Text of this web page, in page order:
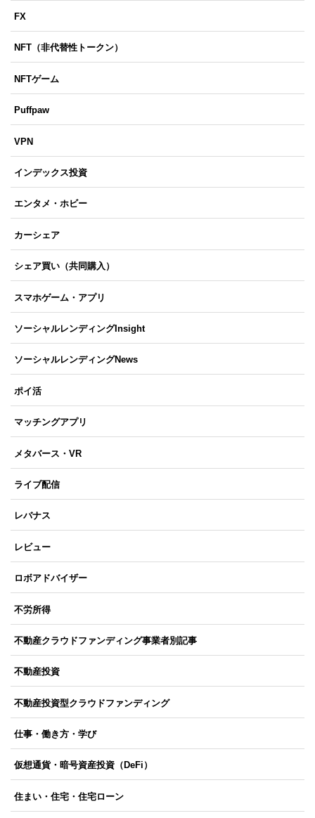
FX
NFT（非代替性トークン）
NFTゲーム
Puffpaw
VPN
インデックス投資
エンタメ・ホビー
カーシェア
シェア買い（共同購入）
スマホゲーム・アプリ
ソーシャルレンディングInsight
ソーシャルレンディングNews
ポイ活
マッチングアプリ
メタバース・VR
ライブ配信
レバナス
レビュー
ロボアドバイザー
不労所得
不動産クラウドファンディング事業者別記事
不動産投資
不動産投資型クラウドファンディング
仕事・働き方・学び
仮想通貨・暗号資産投資（DeFi）
住まい・住宅・住宅ローン